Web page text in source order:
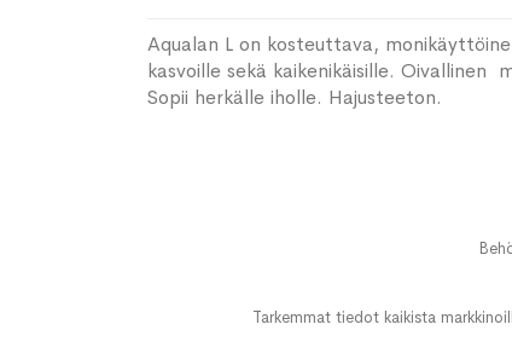
Aqualan L on kosteuttava,
kasvoille sekä kaikenikäisille. Oivallinen
Sopii herkälle iholle. Hajusteeton.
Tarkemmat tiedot kaikista